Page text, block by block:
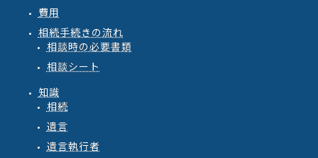
費用
相続手続きの流れ
相談時の必要書類
相談シート
知識
相続
遺言
遺言執行者